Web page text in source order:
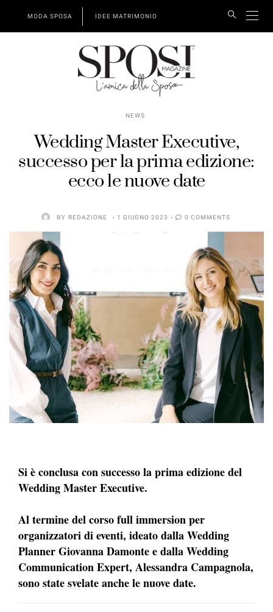
MODA SPOSA IDEE MATRIMONIO
NEWS
Wedding Master Executive,
successo per la prima edizione:
ecco le nuove date
BY REDAZIONE 1 GIUGNO 2023 0 COMMENTS
Si è conclusa con successo la prima edizione del
Wedding Master Executive.
Al termine del corso full immersion per
organizzatori di eventi, ideato dalla Wedding
Planner Giovanna Damonte e dalla Wedding
Communication Expert, Alessandra Campagnola,
sono state svelate anche le nuove date.